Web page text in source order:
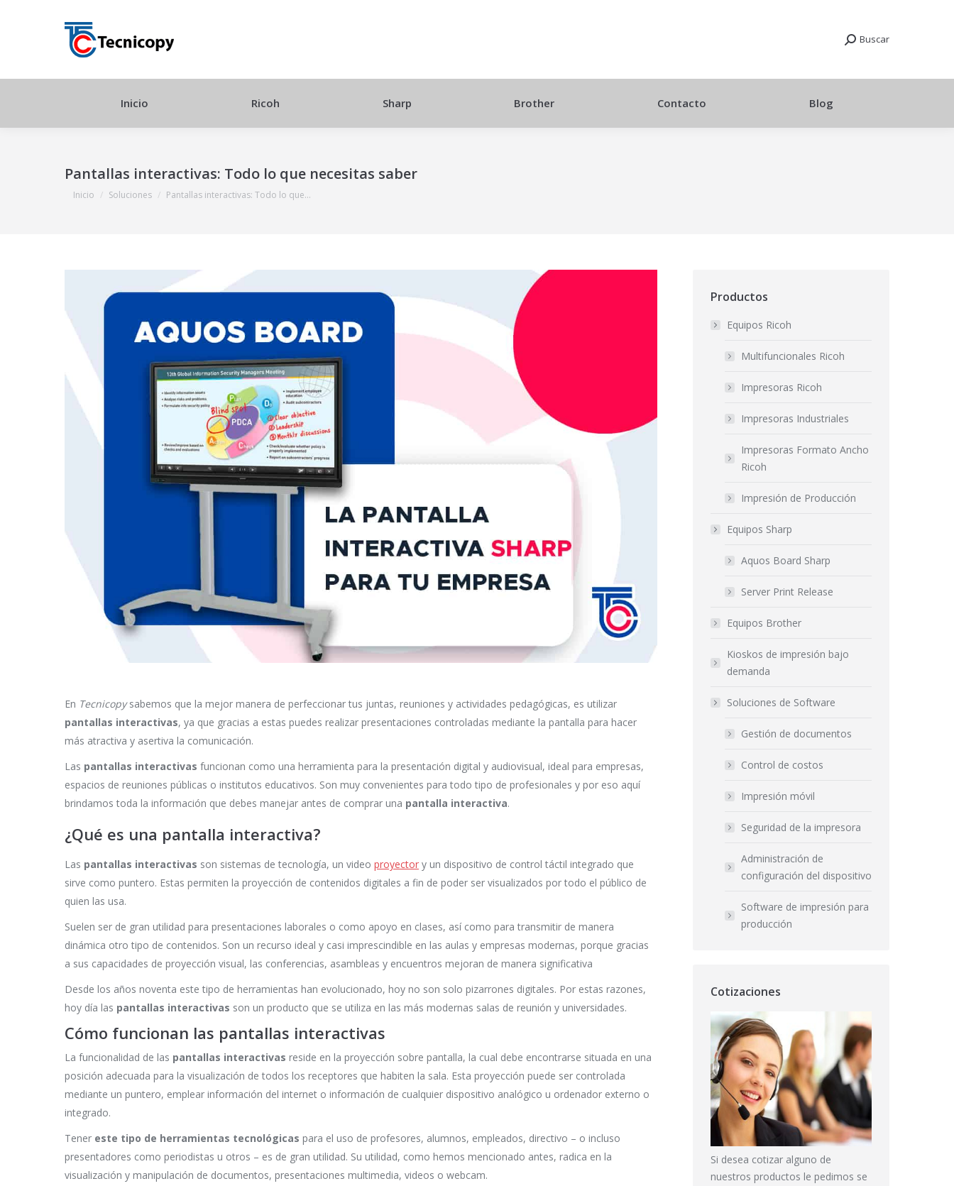
Buscar
Inicio Ricoh Sharp Brother Contacto Blog
Pantallas interactivas: Todo lo que necesitas saber
Estás aquí:
Inicio Soluciones Pantallas interactivas: Todo lo que…
En Tecnicopysabemos que la mejor manera de perfeccionar tus juntas, reuniones y actividades pedagógicas, es utilizar
pantallas interactivas, ya que gracias a estas puedes realizar presentaciones controladas mediante la pantalla para hacer
más atractiva y asertiva la comunicación.
Las pantallas interactivas funcionan como una herramienta para la presentación digital y audiovisual, ideal para empresas,
espacios de reuniones públicas o institutos educativos. Son muy convenientes para todo tipo de profesionales y por eso aquí
brindamos toda la información que debes manejar antes de comprar una pantalla interactiva.
¿Qué es una pantalla interactiva?
Las pantallas interactivas son sistemas de tecnología, un video proyector y un dispositivo de control táctil integrado que
sirve como puntero. Estas permiten la proyección de contenidos digitales a fin de poder ser visualizados por todo el público de
quien las usa.
Suelen ser de gran utilidad para presentaciones laborales o como apoyo en clases, así como para transmitir de manera
dinámica otro tipo de contenidos. Son un recurso ideal y casi imprescindible en las aulas y empresas modernas, porque gracias
a sus capacidades de proyección visual, las conferencias, asambleas y encuentros mejoran de manera significativa
Desde los años noventa este tipo de herramientas han evolucionado, hoy no son solo pizarrones digitales. Por estas razones,
hoy día las pantallas interactivas son un producto que se utiliza en las más modernas salas de reunión y universidades.
Cómo funcionan las pantallas interactivas
La funcionalidad de las pantallas interactivas reside en la proyección sobre pantalla, la cual debe encontrarse situada en una
posición adecuada para la visualización de todos los receptores que habiten la sala. Esta proyección puede ser controlada
mediante un puntero, emplear información del internet o información de cualquier dispositivo analógico u ordenador externo o
integrado.
Tener este tipo de herramientas tecnológicas para el uso de profesores, alumnos, empleados, directivo – o incluso
presentadores como periodistas u otros – es de gran utilidad. Su utilidad, como hemos mencionado antes, radica en la
visualización y manipulación de documentos, presentaciones multimedia, videos o webcam.
Productos
Equipos Ricoh
Multifuncionales Ricoh
Impresoras Ricoh
Impresoras Industriales
Impresoras Formato Ancho
Ricoh
Impresión de Producción
Equipos Sharp
Aquos Board Sharp
Server Print Release
Equipos Brother
Kioskos de impresión bajo
demanda
Soluciones de Software
Gestión de documentos
Control de costos
Impresión móvil
Seguridad de la impresora
Administración de
configuración del dispositivo
Software de impresión para
producción
Cotizaciones
Si desea cotizar alguno de
nuestros productos le pedimos se